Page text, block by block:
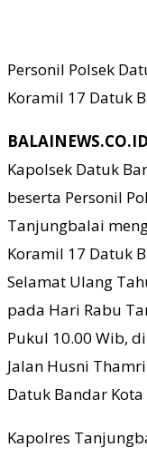
Personil Polsek
Koramil 17 Datuk
Kapolsek Datuk
beserta Personil
Tanjungbalai
Koramil 17 Datuk
Selamat Ulang
pada Hari Rabu
Pukul 10.00 Wib,
Jalan Husni
Datuk Bandar
Kapolres